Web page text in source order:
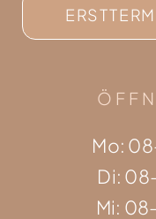
Mo:
Di: 08-
Mi: 08-